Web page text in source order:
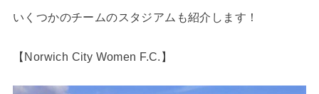
いくつかのチームのスタジアムも紹介します！
【Norwich City Women F.C.】